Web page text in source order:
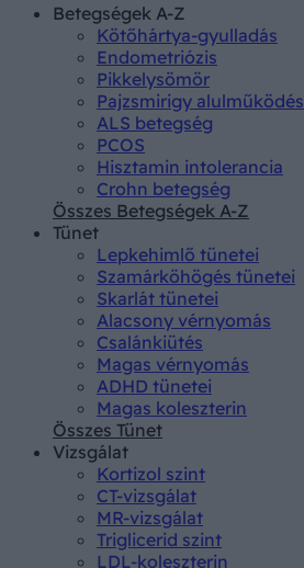
Betegségek A-Z
Kötőhártya-gyulladás
Endometriózis
Pikkelysömör
Pajzsmirigy alulműködés
ALS betegség
PCOS
Hisztamin intolerancia
Crohn betegség
Összes Betegségek A-Z
Tünet
Lepkehimlő tünetei
Szamárköhögés tünetei
Skarlát tünetei
Alacsony vérnyomás
Csalánkiütés
Magas vérnyomás
ADHD tünetei
Magas koleszterin
Összes Tünet
Vizsgálat
Kortizol szint
CT-vizsgálat
MR-vizsgálat
Triglicerid szint
LDL-koleszterin